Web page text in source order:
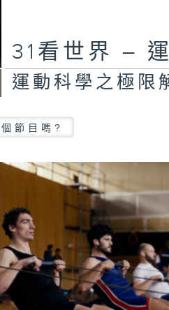
31看世界 –
運動科學之極限
節目嗎?